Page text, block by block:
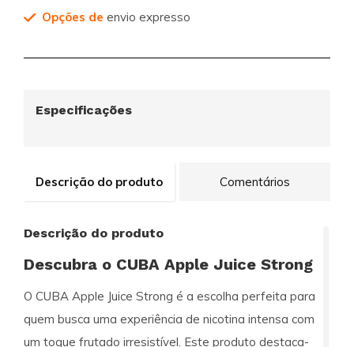
Opções de envio expresso
Descrição do produto Comentários
Descrição do produto
Descubra o CUBA Apple Juice Strong
O CUBA Apple Juice Strong é a escolha perfeita para
quem busca uma experiência de nicotina intensa com
um toque frutado irresistível. Este produto destaca-
Especificações